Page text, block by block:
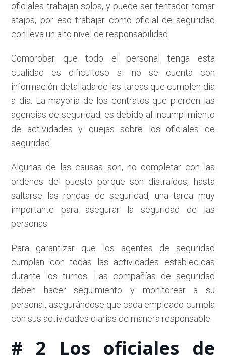
oficiales trabajan solos, y puede ser tentador tomar
atajos, por eso trabajar como oficial de seguridad
conlleva un alto nivel de responsabilidad.
Comprobar que todo el personal tenga esta
cualidad es dificultoso si no se cuenta con
información detallada de las tareas que cumplen día
a día. La mayoría de los contratos que pierden las
agencias de seguridad, es debido al incumplimiento
de actividades y quejas sobre los oficiales de
seguridad.
Algunas de las causas son, no completar con las
órdenes del puesto porque son distraídos, hasta
saltarse las rondas de seguridad, una tarea muy
importante para asegurar la seguridad de las
personas.
Para garantizar que los agentes de seguridad
cumplan con todas las actividades establecidas
durante los turnos. Las compañías de seguridad
deben hacer seguimiento y monitorear a su
personal, asegurándose que cada empleado cumpla
con sus actividades diarias de manera responsable.
# 2 Los oficiales de